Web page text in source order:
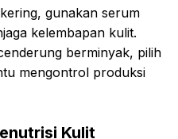
gunakan serum
kelembapan kulit.
berminyak, pilih
mengontrol produksi
Kulit